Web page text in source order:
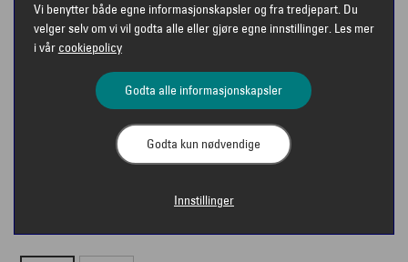
Vi benytter både egne informasjonskapsler og fra tredjepart. Du
velger selv om vi vil godta alle eller gjøre egne innstillinger. Les mer
i vår cookiepolicy
Godta alle informasjonskapsler
Godta kun nødvendige
Innstillinger